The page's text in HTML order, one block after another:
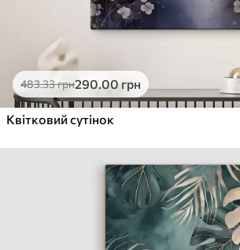
483.33грн290.00 грн
Квітковий сутінок